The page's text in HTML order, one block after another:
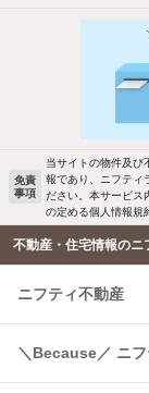
免責
事項
当サイトの物件及び
報であり、ニフティ
ださい。本サービス
の定める個人情報規
不動産・住宅情報のニ
ニフティ不動産
＼Because／ ニ